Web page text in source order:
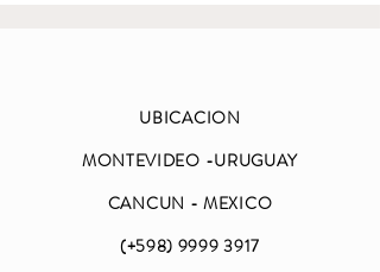
UBICACION
MONTEVIDEO -URUGUAY
CANCUN - MEXICO
(+598) 9999 3917